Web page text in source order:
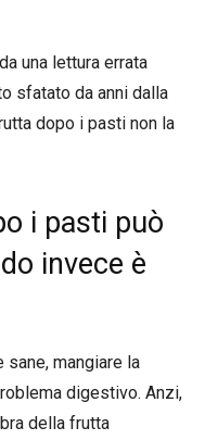
una lettura errata
sfatato da anni dalla
dopo i pasti non la
i pasti può
invece è
mangiare la
digestivo. Anzi,
della frutta